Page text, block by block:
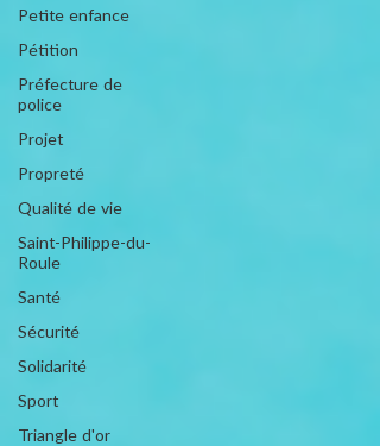
Petite enfance
Pétition
Préfecture de
police
Projet
Propreté
Qualité de vie
Saint-Philippe-du-
Roule
Santé
Sécurité
Solidarité
Sport
Triangle d'or